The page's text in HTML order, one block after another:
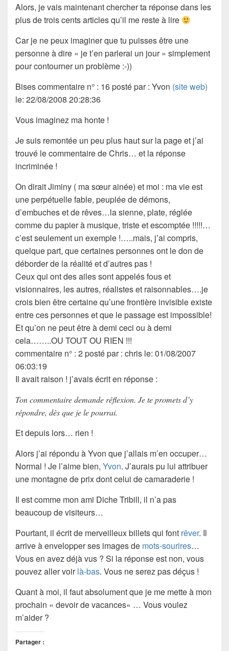
Alors, je vais maintenant chercher ta réponse dans les
plus de trois cents articles qu’il me reste à lire
Car je ne peux imaginer que tu puisses être une
personne à dire « je t’en parlerai un jour » simplement
pour contourner un problème :-))
Bises commentaire n° : 16 posté par : Yvon (site web)
le: 22/08/2008 20:28:36
Vous imaginez ma honte !
Je suis remontée un peu plus haut sur la page et j’ai
trouvé le commentaire de Chris… et la réponse
incriminée !
On dirait Jiminy ( ma sœur ainée) et moi : ma vie est
une perpétuelle fable, peuplée de démons,
d’embuches et de rêves…la sienne, plate, réglée
comme du papier à musique, triste et escomptée !!!!!…
c’est seulement un exemple !…..mais, j’ai compris,
quelque part, que certaines personnes ont le don de
déborder de la réalité et d’autres pas !
Ceux qui ont des ailes sont appelés fous et
visionnaires, les autres, réalistes et raisonnables….je
crois bien être certaine qu’une frontière invisible existe
entre ces personnes et que le passage est impossible!
Et qu’on ne peut être à demi ceci ou à demi
cela……..OU TOUT OU RIEN !!!
commentaire n° : 2 posté par : chris le: 01/08/2007
06:03:19
Il avait raison ! j’avais écrit en réponse :
Ton commentaire demande réflexion. Je te promets d’y
répondre, dès que je le pourrai.
Et depuis lors… rien !
Alors j’ai répondu àYvon que j’allais m’en occuper…
Normal ! Je l’aime bien, Yvon. J’aurais pu lui attribuer
une montagne de prix dont celui decamaraderie !
Il est comme mon ami Diche Tribill, il n’a pas
beaucoup devisiteurs…
Pourtant, il écrit de merveilleux billets qui font rêver. Il
arrive à envelopper ses images de mots-sourires…
Vous en avez déjà vus ? Si la réponse est non, vous
pouvez aller voirlà-bas. Vous ne serez pas déçus !
Quant à moi, il faut absolument que je me mette à mon
prochain « devoir de vacances« … Vous voulez
m’aider ?
Partager :